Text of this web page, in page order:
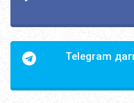
Telegram